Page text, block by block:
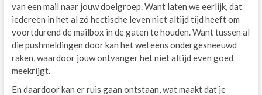
van een mail naar jouw doelgroep. Want laten we eerlijk, dat
iedereen in het al zó hectische leven niet altijd tijd heeft om
voortdurend de mailbox in de gaten te houden. Want tussen al
die pushmeldingen door kan het wel eens ondergesneeuwd
raken, waardoor jouw ontvanger het niet altijd even goed
meekrijgt.
En daardoor kan er ruis gaan ontstaan, wat maakt dat je